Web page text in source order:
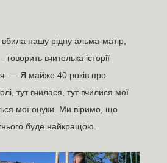
нашу рідну альма-матір,
вчителька історії
— Я майже 40 років про
тут вчилася, тут вчилися мої
мої онуки. Ми віримо, що
буде найкращою.